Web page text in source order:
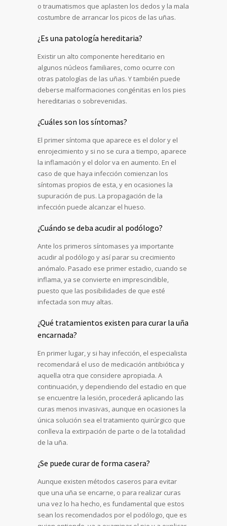
o traumatismos que aplasten los dedos y la mala
costumbre de arrancar los picos de las uñas.
¿Es una patología hereditaria?
Existir un alto componente hereditario en
algunos núcleos familiares, como ocurre con
otras patologías de las uñas. Y también puede
deberse malformaciones congénitas en los pies
hereditarias o sobrevenidas.
¿Cuáles son los síntomas?
El primer síntoma que aparece es el dolor y el
enrojecimiento y si no se cura a tiempo, aparece
la inflamación y el dolor va en aumento. En el
caso de que haya infección comienzan los
síntomas propios de esta, y en ocasiones la
supuración de pus. La propagación de la
infección puede alcanzar el hueso.
¿Cuándo se deba acudir al podólogo?
Ante los primeros síntomases ya importante
acudir al podólogo y así parar su crecimiento
anómalo. Pasado ese primer estadio, cuando se
inflama, ya se convierte en imprescindible,
puesto que las posibilidades de que esté
infectada son muy altas.
¿Qué tratamientos existen para curar la uña
encarnada?
En primer lugar, y si hay infección, el especialista
recomendará el uso de medicación antibiótica y
aquella otra que considere apropiada. A
continuación, y dependiendo del estadio en que
se encuentre la lesión, procederá aplicando las
curas menos invasivas, aunque en ocasiones la
única solución sea el tratamiento quirúrgico que
conlleva la extirpación de parte o de la totalidad
de la uña.
¿Se puede curar de forma casera?
Aunque existen métodos caseros para evitar
que una uña se encarne, o para realizar curas
una vez lo ha hecho, es fundamental que estos
sean los recomendados por el podólogo, que es